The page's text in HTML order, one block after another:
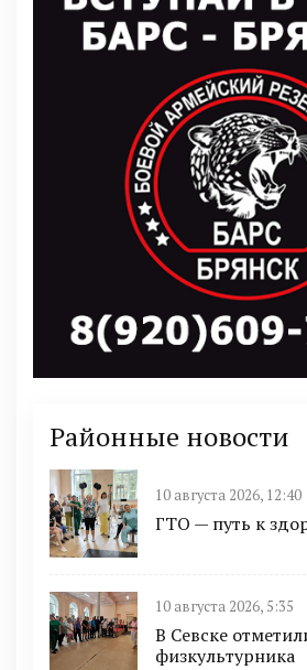
Районные новости
10 августа 2026, 12:40
ГТО — путь к
10 августа 2026, 5:35
В Севске
физкультурника